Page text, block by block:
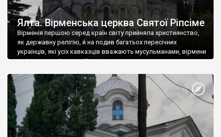
Ялта. Вірменська церква Святої Ріпсіме
Вірменія першою серед країн світу прийняла християнство,
як державну релігію, й на подив багатьох пересічних
українців, які усіх кавказців вважають мусульманами, вірмени
є відданими вірянами Христа